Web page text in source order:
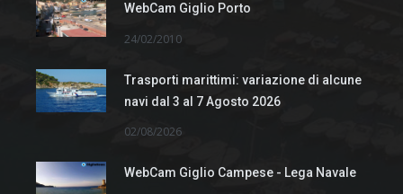
WebCam Giglio Porto
24/02/2010
Trasporti marittimi: variazione di alcune
navi dal 3 al 7 Agosto 2026
02/08/2026
WebCam Giglio Campese - Lega Navale